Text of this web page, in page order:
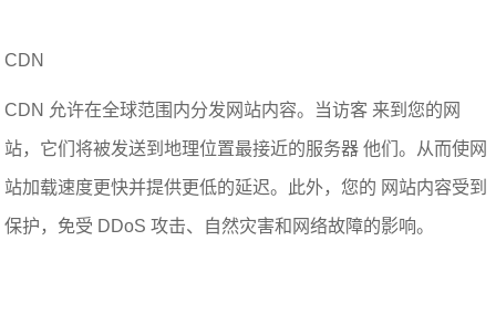
CDN
CDN 允许在全球范围内分发网站内容。当访客 来到您的网
站，它们将被发送到地理位置最接近的服务器 他们。从而使网
站加载速度更快并提供更低的延迟。此外，您的 网站内容受到
保护，免受 DDoS 攻击、自然灾害和网络故障的影响。